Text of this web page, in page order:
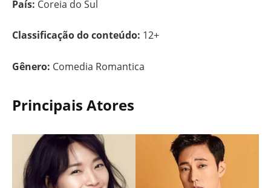
País: Coreia do Sul
Classificação do conteúdo: 12+
Gênero: Comedia Romantica
Principais Atores